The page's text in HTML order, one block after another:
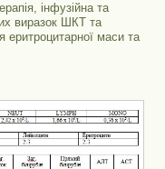
інфузійна та
виразок ШКТ та
еритроцитарної маси та